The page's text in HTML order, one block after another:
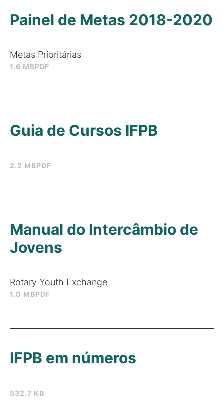
1.6 MBPDF
Painel de Metas 2018-2020
Metas Prioritárias
2.2 MBPDF
Guia de Cursos IFPB
1.0 MBPDF
Manual do Intercâmbio de
Jovens
Rotary Youth Exchange
532.7 KB
IFPB em números